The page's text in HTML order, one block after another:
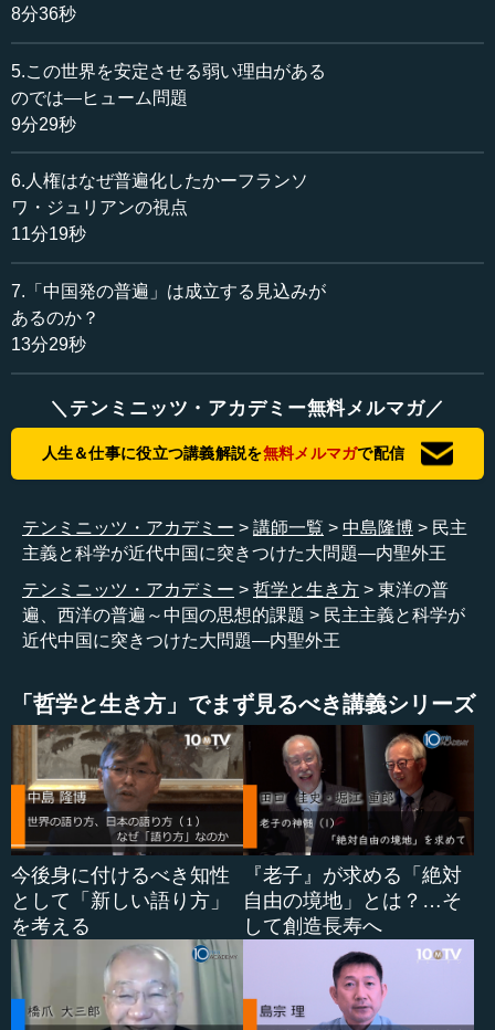
おいては王であるということですから、政治を指します。
その「内聖」と「外王」とが結び付くはずだというのが、
前近代の中国あるいは前近代の東アジアの確信でした。有
徳の王は、良い政治を行うことができるに違いない。この
ように考えていたのです。
ところが、近代において直面した問題は、新しい「外
王」、新しい政治が登場したことでした。一つは民主主義
です。そしてもう一つは科学です。民主主義と科学とい
う、これらの新しい「外王」を、「内聖」とどう接続をす
るのか。新しい「内聖」が必要なのか。あるいは、古い
「内聖」を少し変えるだけでいいのか。これが大問題で
す。
●日本のケース、中国のケース
日本の場合は、そこを非常に曖昧にしていきます。曖昧
にしていって、どちらかと言えば、どっちつかずでやって
理していきました。
ところが中国は、先ほど申し上げたように、一方で非常
に西洋化を進めていきます。いわば「内聖」という道を放
棄するのですね。これが（中国の）メイン・ストリームで
す。例えばここで、梁漱溟という、非常に重要な中国の近
における新しい「外王」である民主主義と科学を述べるの
であれば、それは西洋文化から学ぶべきであって、中国文
化からではない。彼はこう言ったのです。
中国文化から言えることは何か、それは孔子や孟子の
「情理」を再び活発にすることだけである。ということ
は、西洋文化に基づいている民主主義と科学、これは当時
の普遍だったわけですから、それを考えるのであれば西洋
文化から学ぶしかない。中国から（学ぶものは）出てこな
い。
もちろん中体西用論などはありました。日本でも和魂洋
才という折衷的な考え方がありました。でも彼は、そんな
8分36秒
5.この世界を安定させる弱い理由がある
のでは―ヒューム問題
9分29秒
6.人権はなぜ普遍化したかーフランソ
ワ・ジュリアンの視点
11分19秒
7.「中国発の普遍」は成立する見込みが
あるのか？
13分29秒
＼テンミニッツ・アカデミー無料メルマガ／
人生＆仕事に役立つ講義解説を無料メルマガで配信
テンミニッツ・アカデミー 講師一覧 中島隆博
民主
主義と科学が近代中国に突きつけた大問題―内聖外王
テンミニッツ・アカデミー
哲学と生き方
東洋の普
遍、西洋の普遍～中国の思想的課題
民主主義と科学が
近代中国に突きつけた大問題―内聖外王
「哲学と生き方」でまず見るべき講義シリーズ
今後身に付けるべき知性
として「新しい語り方」
を考える
『老子』が求める「絶対
自由の境地」とは？…そ
して創造長寿へ